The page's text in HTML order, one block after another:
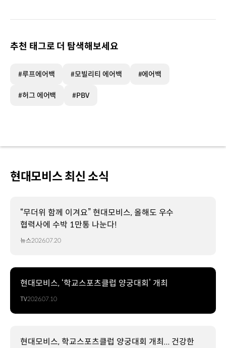
추천 태그로 더 탐색해보세요
#루프에어백 #모빌리티 에어백 #에어백
#허그 에어백 #PBV
현대모비스 최신 소식
“무더위 함께 이겨요” 현대모비스, 올해도 우수
협력사에 수박 1만통 나눈다!
뉴스2026.07.20
현대모비스, ‘학교스포츠클럽 양궁대회’ 개최
TV2026.07.10
현대모비스, 학교스포츠클럽 양궁대회 개최... 건강한